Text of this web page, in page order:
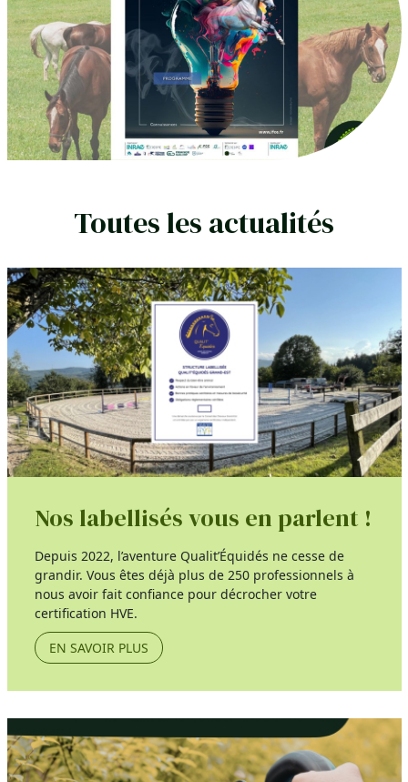
Toutes les actualités
Nos labellisés vous en parlent !
Depuis 2022, l’aventure Qualit’Équidés ne cesse de
grandir. Vous êtes déjà plus de 250 professionnels à
nous avoir fait confiance pour décrocher votre
certification HVE.
EN SAVOIR PLUS